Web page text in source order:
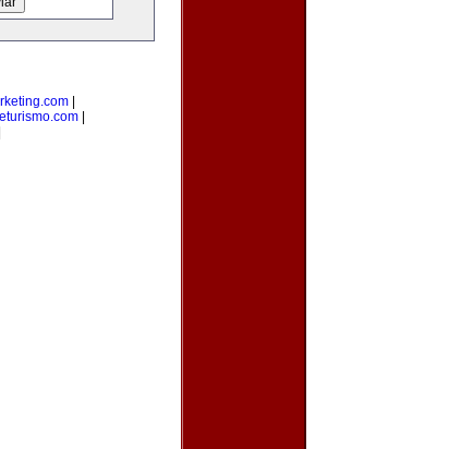
|
|